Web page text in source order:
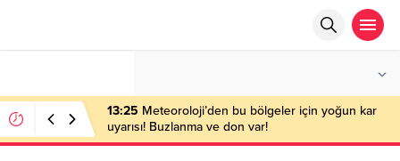
13:25 Meteoroloji’den bu bölgeler için yoğun kar
uyarısı! Buzlanma ve don var!